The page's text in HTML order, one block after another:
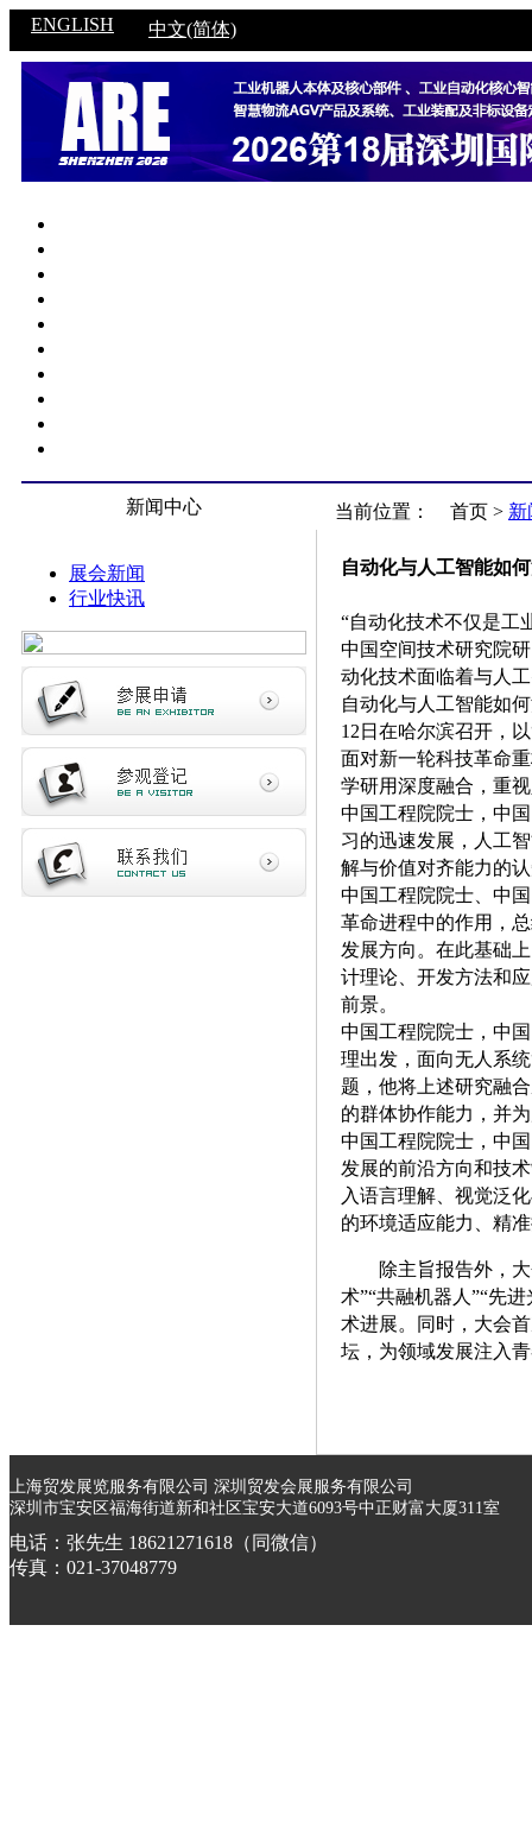
ENGLISH 中文(简体)
新闻中心
展会新闻
行业快讯
当前位置： 首页 > 新
自动化与人工智能如
“自动化技术不仅是工
中国空间技术研究院
动化技术面临着与人
自动化与人工智能如
12日在哈尔滨召开，
面对新一轮科技革命
学研用深度融合，重
中国工程院院士，中
习的迅速发展，人工
解与价值对齐能力的
中国工程院院士、中
革命进程中的作用，
发展方向。在此基础
计理论、开发方法和
前景。
中国工程院院士，中
理出发，面向无人系
题，他将上述研究融
的群体协作能力，并
中国工程院院士，中
发展的前沿方向和技
入语言理解、视觉泛
的环境适应能力、精
除主旨报告外，
术”“共融机器人”“先
术进展。同时，大会
坛，为领域发展注入
上海贸发展览服务有限公司 深圳贸发会展服务有限公司
深圳市宝安区福海街道新和社区宝安大道6093号中正财富大厦311室
电话：张先生 18621271618（同微信）
传真：021-37048779